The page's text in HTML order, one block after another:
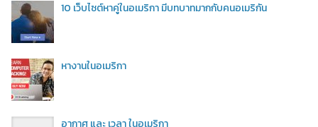
10 เว็บไซต์หาคู่ในอเมริกา มีบทบาทมากกับคนอเมริกัน
หางานในอเมริกา
อากาศ และ เวลา ในอเมริกา